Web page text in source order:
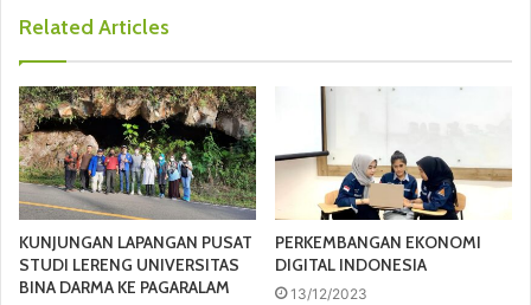
Related Articles
KUNJUNGAN LAPANGAN PUSAT
STUDI LERENG UNIVERSITAS
BINA DARMA KE PAGARALAM
PERKEMBANGAN EKONOMI
DIGITAL INDONESIA
13/12/2023